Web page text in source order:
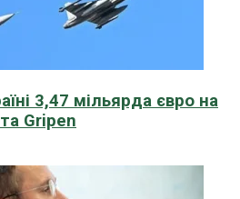
3,47 мільярда євро на
Gripen